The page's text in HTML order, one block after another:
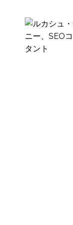
ユー
死ん
国
ト
オ
ラ
セ
世
者